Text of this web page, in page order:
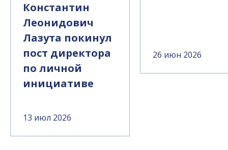
Константин
Леонидович
Лазута покинул
пост директора
по личной
инициативе
13 июл 2026
26 июн 2026